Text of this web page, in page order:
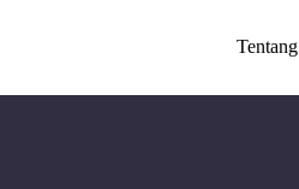
Tentang